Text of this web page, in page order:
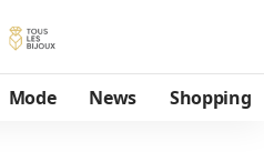
Mode News Shopping